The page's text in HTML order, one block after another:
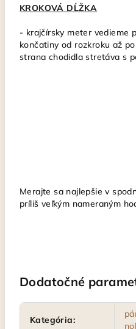
KROKOVÁ DĹŽKA
- krajčírsky meter vedieme
končatiny od rozkroku až
strana chodidla stretáva s
Merajte sa najlepšie v
príliš veľkým nameraným
Dodatočné
Kategória: